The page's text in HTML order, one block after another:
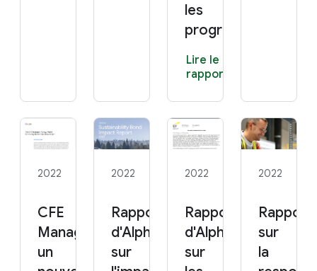
les
progrès
Lire le
rapport
2022
CFE
Manager :
un
2022
Rapport 2022
d'Alphabet
sur
2022
Rapport 2022
d'Alphabet
sur
2022
Rapport
sur
la